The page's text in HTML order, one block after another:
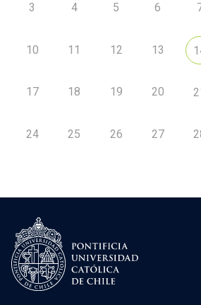
3 4 5 6
10 11 12 13
17 18 19 20
24 25 26 27